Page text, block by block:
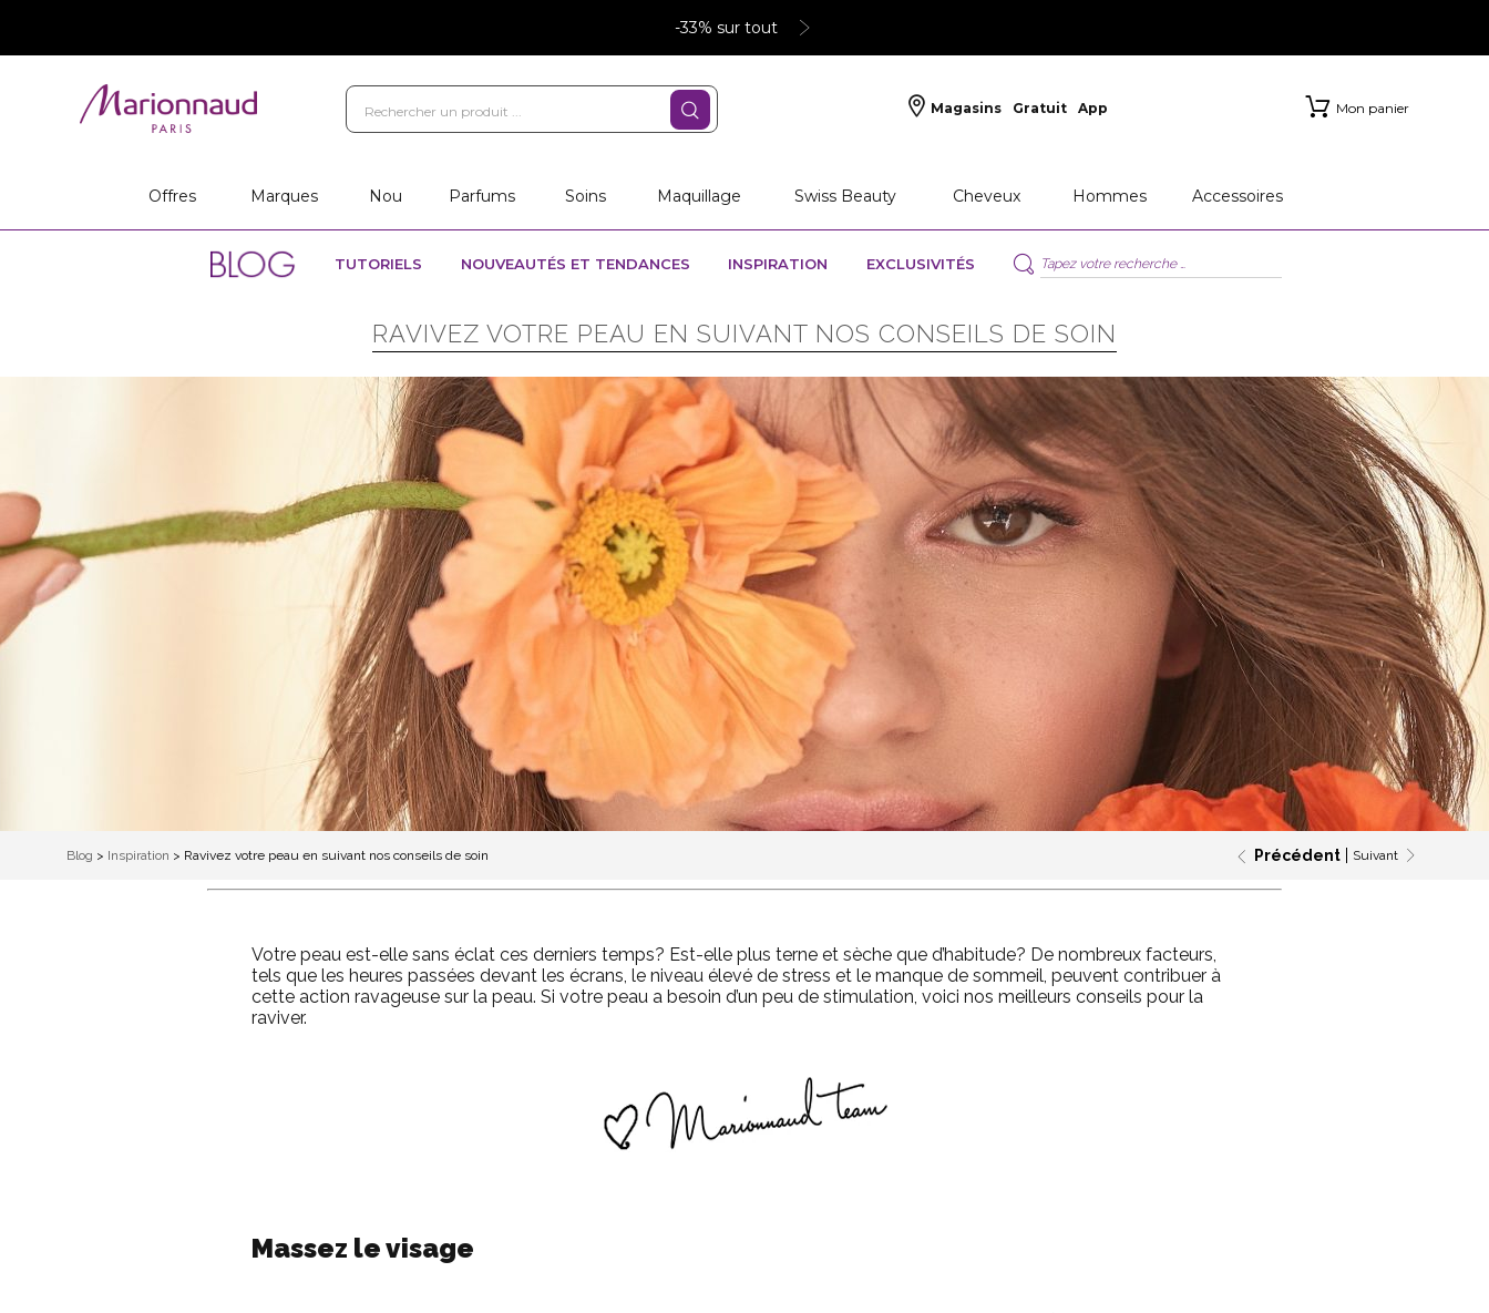
-33% sur tout
Magasins Gratuit App Mon panier
Offres Marques Nou Parfums Soins Maquillage Swiss Beauty Cheveux Hommes Accessoires
TUTORIELS NOUVEAUTÉS ET TENDANCES INSPIRATION EXCLUSIVITÉS
RAVIVEZ VOTRE PEAU EN SUIVANT NOS CONSEILS DE SOIN
Blog > Inspiration > Ravivez votre peau en suivant nos conseils de soin Précédent Suivant
Votre peau est-elle sans éclat ces derniers temps? Est-elle plus terne et sèche que d’habitude? De nombreux facteurs,
tels que les heures passées devant les écrans, le niveau élevé de stress et le manque de sommeil, peuvent contribuer à
cette action ravageuse sur la peau. Si votre peau a besoin d’un peu de stimulation, voici nos meilleurs conseils pour la
raviver.
Massez le visage